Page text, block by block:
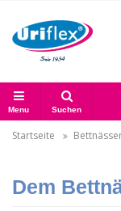
Menu Suchen
Startseite
Dem